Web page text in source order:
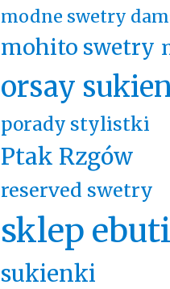
modne swetry
mohito swetry
orsay
porady stylistki
Ptak Rzgów
reserved swetry
sklep
sukienki